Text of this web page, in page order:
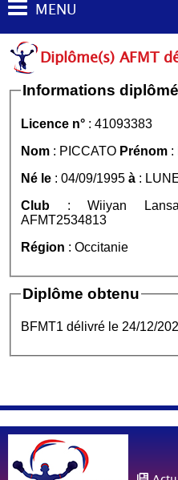
MENU
Diplôme(s) AFMT
Informations diplômé
Licence n° : 41093383
Nom : PICCATO Prénom :
Né le : 04/09/1995 à :
Club : Wiiyan
AFMT2534813
Région : Occitanie
Diplôme obtenu
BFMT1 délivré le 24/12/